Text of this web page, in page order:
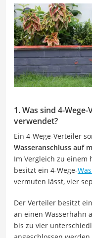
1. Was sind 4-
verwendet?
Ein 4-Wege-Verteiler
Wasseranschluss auf
Im Vergleich zu einem
besitzt ein 4-Wege-
vermuten lässt, vier
Der Verteiler besitzt
an einen Wasserhahn
bis zu vier